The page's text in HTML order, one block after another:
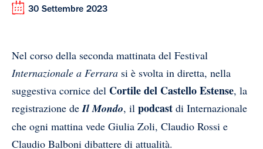
30 Settembre 2023
Nel corso della seconda mattinata del Festival
Internazionale a Ferrara si è svolta in diretta, nella
suggestiva cornice del Cortile del Castello Estense, la
registrazione deIl Mondo, il podcast di Internazionale
che ogni mattina vede Giulia Zoli, Claudio Rossi e
Claudio Balboni dibattere di attualità.